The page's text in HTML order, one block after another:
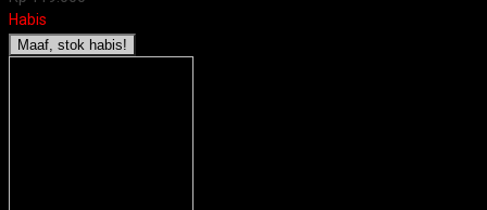
Habis
Maaf, stok habis!